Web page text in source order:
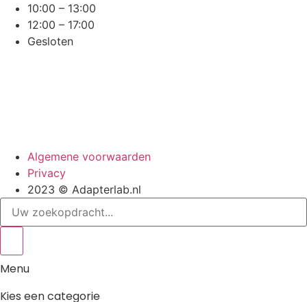
10:00 – 13:00
12:00 – 17:00
Gesloten
Algemene voorwaarden
Privacy
2023 © Adapterlab.nl
Search
Menu
Kies een categorie